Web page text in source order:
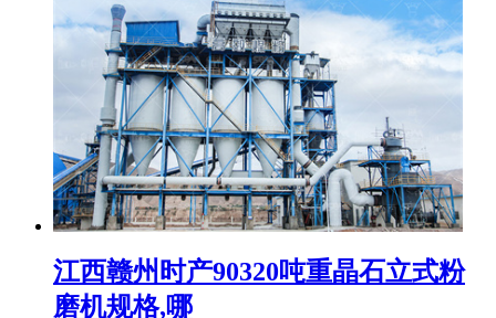
江西赣州时产90320吨重晶石立式粉
磨机规格,哪